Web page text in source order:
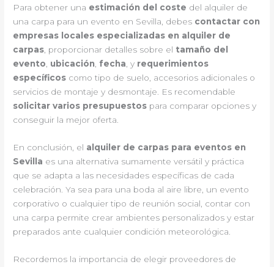
Para obtener una estimación del coste del alquiler de
una carpa para un evento en Sevilla, debes contactar con
empresas locales especializadas en alquiler de
carpas , proporcionar detalles sobre el tamaño del
evento ubicación fecha , y requerimientos
específicos como tipo de suelo, accesorios adicionales o
servicios de montaje y desmontaje. Es recomendable
solicitar varios presupuestos para comparar opciones y
conseguir la mejor oferta.
En conclusión, el alquiler de carpas para eventos en
Sevilla es una alternativa sumamente versátil y práctica
que se adapta a las necesidades específicas de cada
celebración. Ya sea para una boda al aire libre, un evento
corporativo o cualquier tipo de reunión social, contar con
una carpa permite crear ambientes personalizados y estar
preparados ante cualquier condición meteorológica.
Recordemos la importancia de elegir proveedores de